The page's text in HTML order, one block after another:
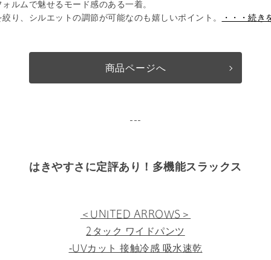
ルムで魅せるモード感のある一着。
り、シルエットの調節が可能なのも嬉しいポイント。
・・・続き
商品ページへ
---
はきやすさに定評あり！多機能スラックス
＜UNITED ARROWS＞
2タック ワイドパンツ
‐UVカット 接触冷感 吸水速乾